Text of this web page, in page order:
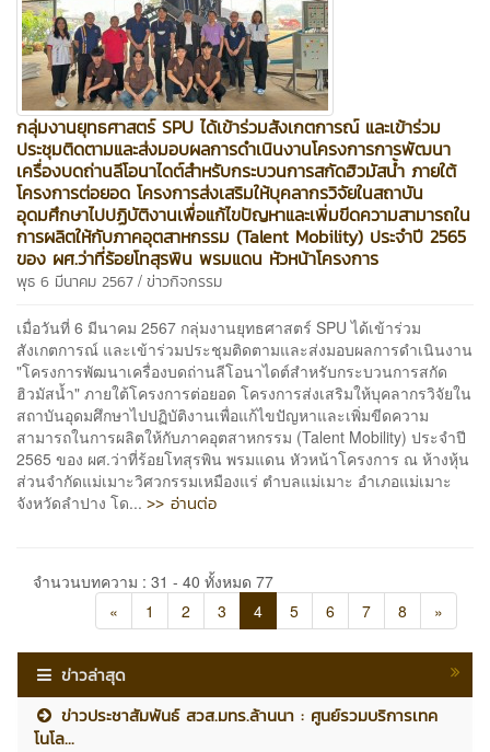
กลุ่มงานยุทธศาสตร์ SPU ได้เข้าร่วมสังเกตการณ์ และเข้าร่วม
ประชุมติดตามและส่งมอบผลการดำเนินงานโครงการการพัฒนา
เครื่องบดถ่านลีโอนาไดต์สำหรับกระบวนการสกัดฮิวมัสน้ำ ภายใต้
โครงการต่อยอด โครงการส่งเสริมให้บุคลากรวิจัยในสถาบัน
อุดมศึกษาไปปฏิบัติงานเพื่อแก้ไขปัญหาและเพิ่มขีดความสามารถใน
การผลิตให้กับภาคอุตสาหกรรม (Talent Mobility) ประจำปี 2565
ของ ผศ.ว่าที่ร้อยโทสุรพิน พรมแดน หัวหน้าโครงการ
พุธ 6 มีนาคม 2567 / ข่าวกิจกรรม
เมื่อวันที่ 6 มีนาคม 2567 กลุ่มงานยุทธศาสตร์ SPU ได้เข้าร่วม
สังเกตการณ์ และเข้าร่วมประชุมติดตามและส่งมอบผลการดำเนินงาน
"โครงการพัฒนาเครื่องบดถ่านลีโอนาไดต์สำหรับกระบวนการสกัด
ฮิวมัสน้ำ" ภายใต้โครงการต่อยอด โครงการส่งเสริมให้บุคลากรวิจัยใน
สถาบันอุดมศึกษาไปปฏิบัติงานเพื่อแก้ไขปัญหาและเพิ่มขีดความ
สามารถในการผลิตให้กับภาคอุตสาหกรรม (Talent Mobility) ประจำปี
2565 ของ ผศ.ว่าที่ร้อยโทสุรพิน พรมแดน หัวหน้าโครงการ ณ ห้างหุ้น
ส่วนจำกัดแม่เมาะวิศวกรรมเหมืองแร่ ตำบลแม่เมาะ อำเภอแม่เมาะ
จังหวัดลำปาง โด... >> อ่านต่อ
จำนวนบทความ : 31 - 40 ทั้งหมด 77
«
1 2 3 4 5 6 7 8 »
ข่าวล่าสุด
ข่าวประชาสัมพันธ์ สวส.มทร.ล้านนา : ศูนย์รวมบริการเทค
โนโล...